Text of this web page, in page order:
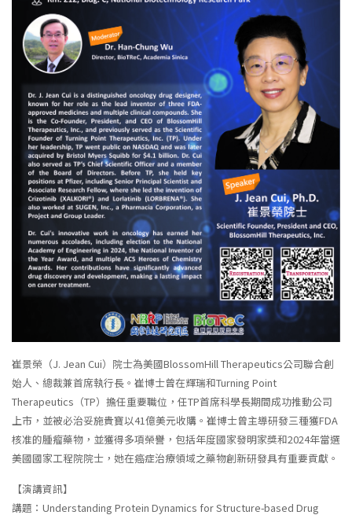
崔景榮（J. Jean Cui）院士為美國BlossomHill Therapeutics公司聯合創
始人、總裁兼首席執行長。崔博士曾在輝瑞和Turning Point
Therapeutics（TP）擔任重要職位，任TP首席科學長期間成功推動公司
上市，並被必治妥施貴寶以41億美元收購。崔博士曾主導研發三種獲FDA
核准的腫瘤藥物，並獲得多項榮譽，包括年度國家發明家獎和2024年當選
美國國家工程院院士，她在癌症治療領域之藥物創新研發具有重要貢獻。
【演講資訊】
講題：Understanding Protein Dynamics for Structure-based Drug